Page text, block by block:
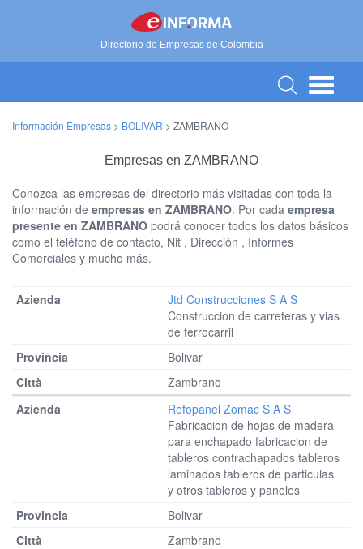
Directorio de Empresas de Colombia
Información Empresas > BOLIVAR > ZAMBRANO
Empresas en ZAMBRANO
Conozca las empresas del directorio más visitadas con toda la
información de empresas en ZAMBRANO. Por cada empresa
presente en ZAMBRANO podrá conocer todos los datos básicos
como el teléfono de contacto, Nit , Dirección , Informes
Comerciales y mucho más.
Jtd Construcciones S A S
Construccion de carreteras y vias
de ferrocarril
Bolivar
Zambrano
Refopanel Zomac S A S
Fabricacion de hojas de madera
para enchapado fabricacion de
tableros contrachapados tableros
laminados tableros de particulas
y otros tableros y paneles
Bolivar
Zambrano